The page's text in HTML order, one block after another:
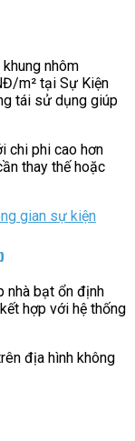
nhôm
m² tại Sự Kiện
tái sử dụng giúp
chi phi cao hơn
thay thế hoặc
gian sự kiện
nhà bạt ổn định
hợp với hệ thống
địa hình không